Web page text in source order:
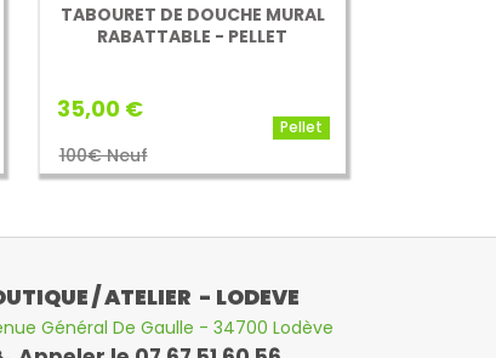
TABOURET DE DOUCHE MURAL
RABATTABLE - PELLET
35,00 €
100€ Neuf
Pellet
/ ATELIER - LODEVE
Général De Gaulle - 34700 Lodève